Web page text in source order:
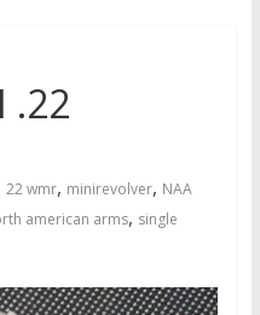
.22
22 wmr, minirevolver, NAA
american arms, single